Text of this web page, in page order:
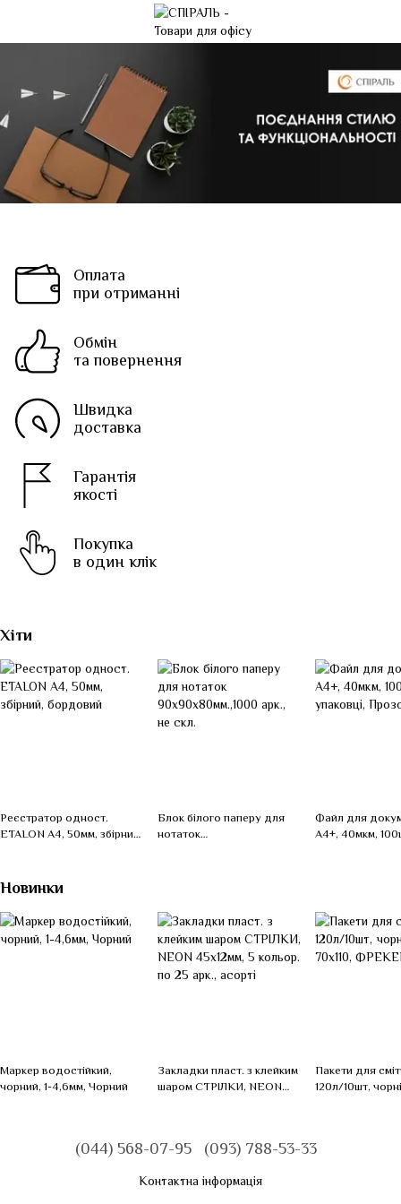
Оплата
при отриманні
Обмін
та повернення
Швидка
доставка
Гарантія
якості
Покупка
в один клік
Хіти
Реєстратор одност.
ETALON А4, 50мм, збірний,
Блок білого паперу для
нотаток
Файл для
А4+, 40мкм,
Новинки
Маркер водостійкий,
чорний, 1-4,6мм, Чорний
Закладки пласт. з клейким
шаром СТРІЛКИ, NEON
Пакети для
120л/10шт,
(044) 568-07-95 (093) 788-53-33
Контактна інформація